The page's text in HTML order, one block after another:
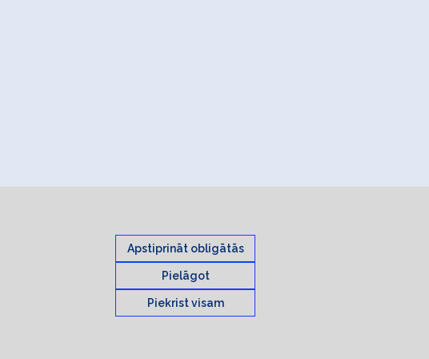
Apstiprināt obligātās
Pielāgot
Piekrist visam